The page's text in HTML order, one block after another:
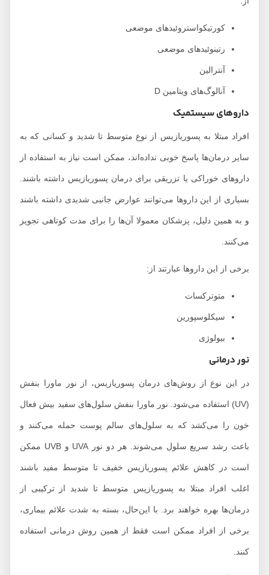
کورتیکواستروئیدهای موضعی
رتینوئیدهای موضعی
آنترالین
آنالوگ‌های ویتامین D
داروهای سیستمیک
افراد مبتلا به پسوریازیس از نوع متوسط تا شدید و کسانی که به
سایر درمان‌ها پاسخ خوبی نداده‌اند، ممکن است نیاز به استفاده از
داروهای خوراکی یا تزریقی برای درمان پسوریازیس داشته باشند.
بسیاری از این داروها می‌توانند عوارض جانبی شدیدی داشته باشند
و به همین دلیل، پزشکان معمولا آن‌ها را برای مدت کوتاهی تجویز
می‌کنند.
برخی از این داروها عبارتند از:
متوترکسات
سیکلوسپورین
بیولوژی
نور درمانی
در این نوع از روش‌های درمان پسوریازیس، از نور ماورا بنفش
(UV) استفاده می‌شود. نور ماورا بنفش سلول‌های سفید بیش فعال
خون را می‌کشد که به سلول‌های سالم پوست حمله می‌کنند و
باعث رشد سریع سلول می‌شوند. هر دو نور UVA و UVB ممکن
است در کاهش علائم پسوریازیس خفیف تا متوسط مفید باشند
اغلب افراد مبتلا به پسوریازیس متوسط تا شدید از ترکیبی از
درمان‌ها بهره خواهند برد. با این‌حال، بسته به شدت علائم بیماری،
برخی از افراد ممکن است فقط از همین روش درمانی استفاده